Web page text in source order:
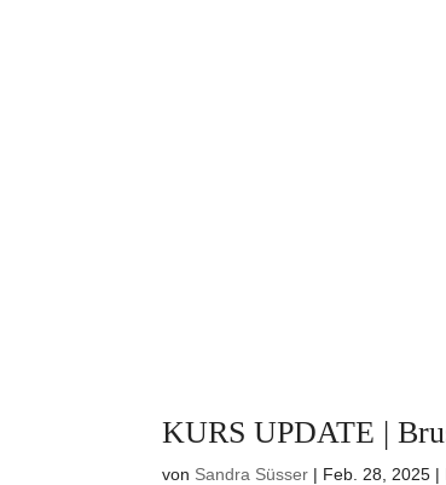
KURS UPDATE |
von Sandra Süsser | Feb. 28, 2025 |